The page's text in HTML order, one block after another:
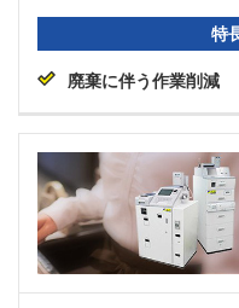
特
廃棄に伴う作業削減